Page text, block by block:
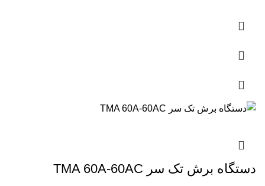
دستگاه برش تک سر TMA 60A-60AC